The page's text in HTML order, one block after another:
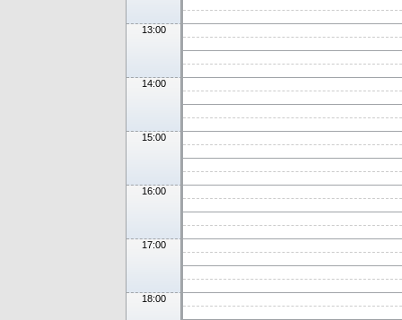
13:00
14:00
15:00
16:00
17:00
18:00